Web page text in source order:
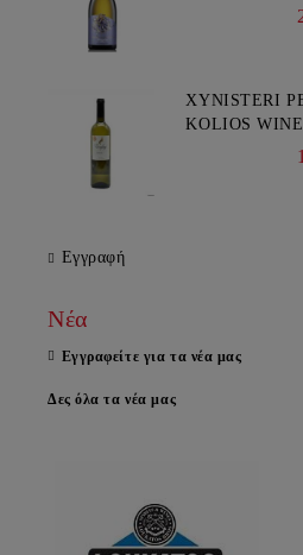
XYNISTERI
KOLIOS
Εγγραφή
Νέα
Εγγραφείτε για τα νέα μας
Δες όλα τα νέα μας